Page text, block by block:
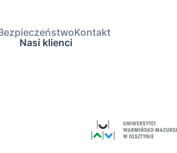
Kontakt
Nasi klienci